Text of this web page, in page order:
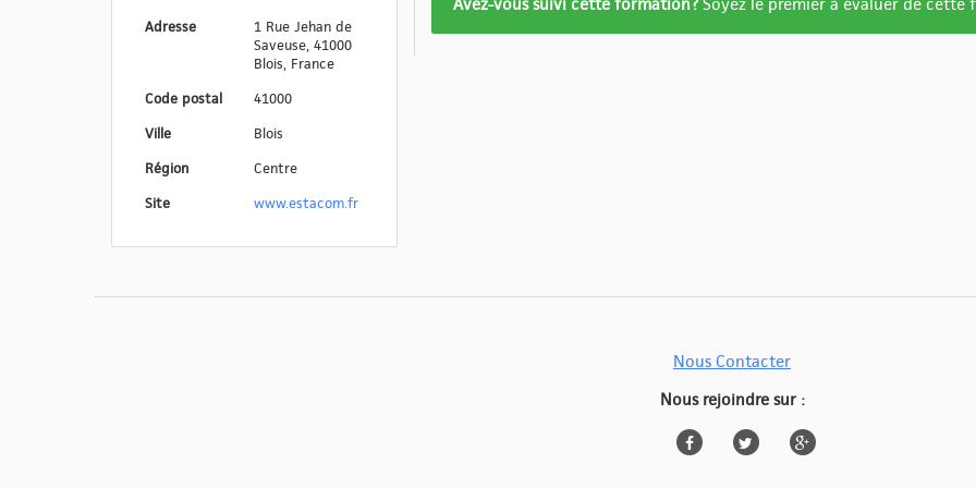
Adresse
1 Rue Jehan de
Saveuse, 41000
Blois, France
Code postal
41000
Ville
Blois
Région
Centre
Site
www.estacom.fr
Avez-vous suivi cette formation?Soyez le premier à évaluer de cette
Nous Contacter
Nous rejoindre sur :